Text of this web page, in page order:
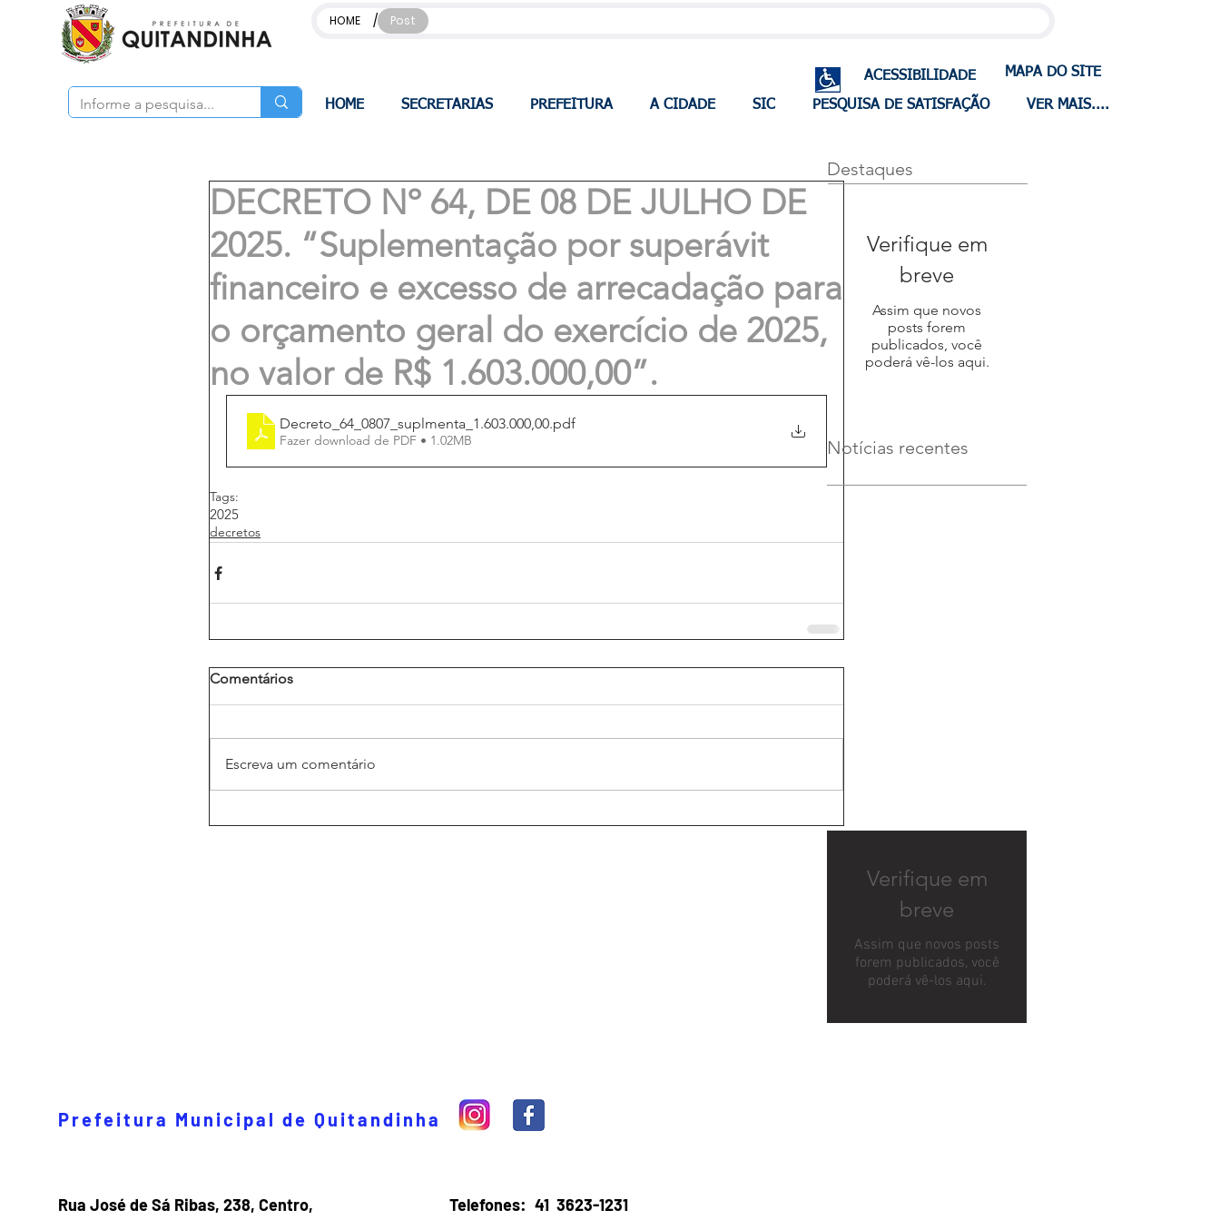
HOME / Post
ACESSIBILIDADE MAPA DO SITE
HOME SECRETARIAS PREFEITURA A CIDADE SIC PESQUISA DE SATISFAÇÃO VER MAIS....
DECRETO Nº 64, DE 08 DE JULHO DE
2025. “Suplementação por superávit
financeiro e excesso de arrecadação para
o orçamento geral do exercício de 2025,
no valor de R$ 1.603.000,00”.
Decreto_64_0807_suplmenta_1.603.000,00.pdf
Fazer download de PDF • 1.02MB
Tags:
2025
decretos
Comentários
Escreva um comentário
Destaques
Verifique em
breve
Assim que novos
posts forem
publicados, você
poderá vê-los aqui.
Notícias recentes
Verifique em
breve
Assim que novos posts
forem publicados, você
poderá vê-los aqui.
Prefeitura Municipal de Quitandinha
Rua José de Sá Ribas, 238, Centro,
Telefones: 41 3623-1231